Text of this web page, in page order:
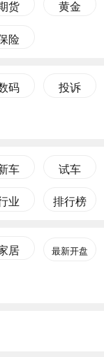
货 黄金
险
码 投诉
车 试车
业 排行榜
居 最新开盘